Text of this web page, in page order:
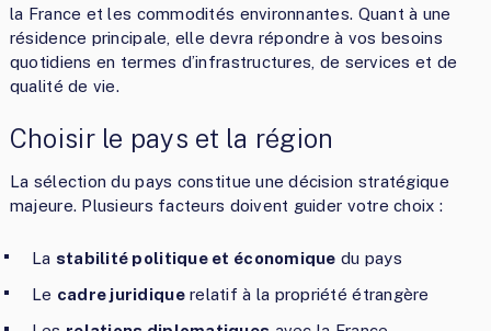
la France et les commodités environnantes. Quant à une
résidence principale, elle devra répondre à vos besoins
quotidiens en termes d’infrastructures, de services et de
qualité de vie.
Choisir le pays et la région
La sélection du pays constitue une décision stratégique
majeure. Plusieurs facteurs doivent guider votre choix :
La stabilité politique et économique du pays
Le cadre juridiquerelatif à la propriété étrangère